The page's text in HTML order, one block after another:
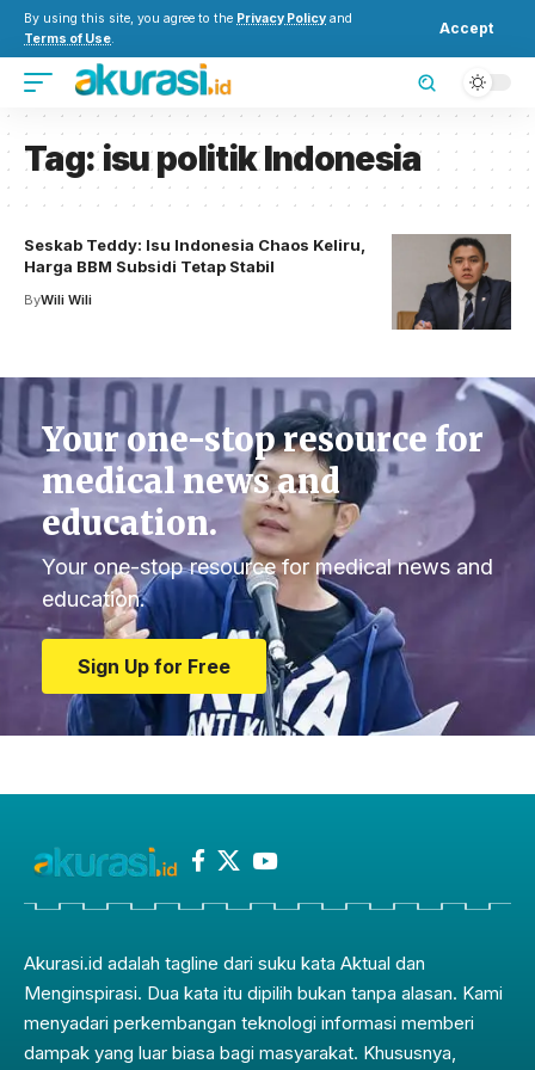
By using this site, you agree to the Privacy Policy and
Terms of Use.
Accept
Tag:isu politik Indonesia
Seskab Teddy: Isu Indonesia Chaos Keliru,
Harga BBM Subsidi Tetap Stabil
ByWili Wili
Your one-stop resource for
medical news and
education.
Your one-stop resource for medical news and
education.
Sign Up for Free
Akurasi.id adalah tagline dari suku kata Aktual dan
Menginspirasi. Dua kata itu dipilih bukan tanpa alasan. Kami
menyadari perkembangan teknologi informasi memberi
dampak yang luar biasa bagi masyarakat. Khususnya,